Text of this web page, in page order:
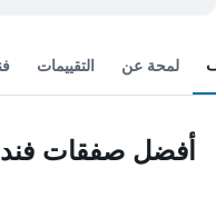
لمحة عن التقييمات
أفضل صفقات